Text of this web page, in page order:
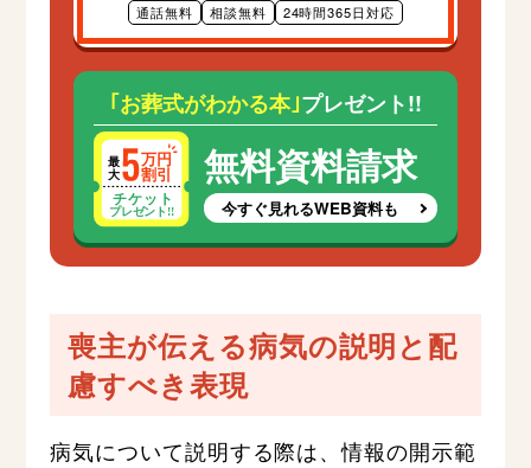
通話無料 相談無料 24時間365日対応
｢お葬式がわかる本｣プレゼント!!
無料資料請求
今すぐ見れるWEB資料も
喪主が伝える病気の説明と配
慮すべき表現
病気について説明する際は、情報の開示範